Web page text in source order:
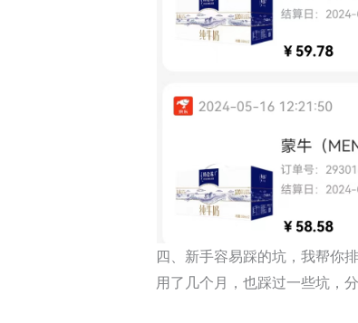
四、新手容易踩的坑，我帮你
用了几个月，也踩过一些坑，